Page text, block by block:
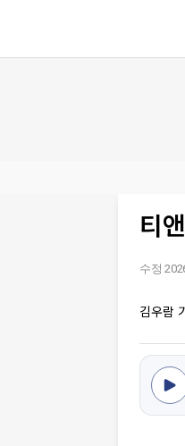
티
수정
김우람